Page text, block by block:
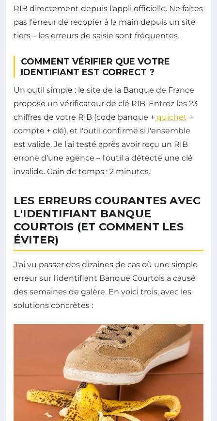
RIB directement depuis l'appli officielle. Ne faites
pas l'erreur de recopier à la main depuis un site
tiers – les erreurs de saisie sont fréquentes.
COMMENT VÉRIFIER QUE VOTRE
IDENTIFIANT EST CORRECT ?
Un outil simple : le site de la Banque de France
propose un vérificateur de clé RIB. Entrez les 23
chiffres de votre RIB (code banque + guichet +
compte + clé), et l'outil confirme si l'ensemble
est valide. Je l'ai testé après avoir reçu un RIB
erroné d'une agence – l'outil a détecté une clé
invalide. Gain de temps : 2 minutes.
LES ERREURS COURANTES AVEC
L'IDENTIFIANT BANQUE
COURTOIS (ET COMMENT LES
ÉVITER)
J'ai vu passer des dizaines de cas où une simple
erreur sur l'identifiant Banque Courtois a causé
des semaines de galère. En voici trois, avec les
solutions concrètes :